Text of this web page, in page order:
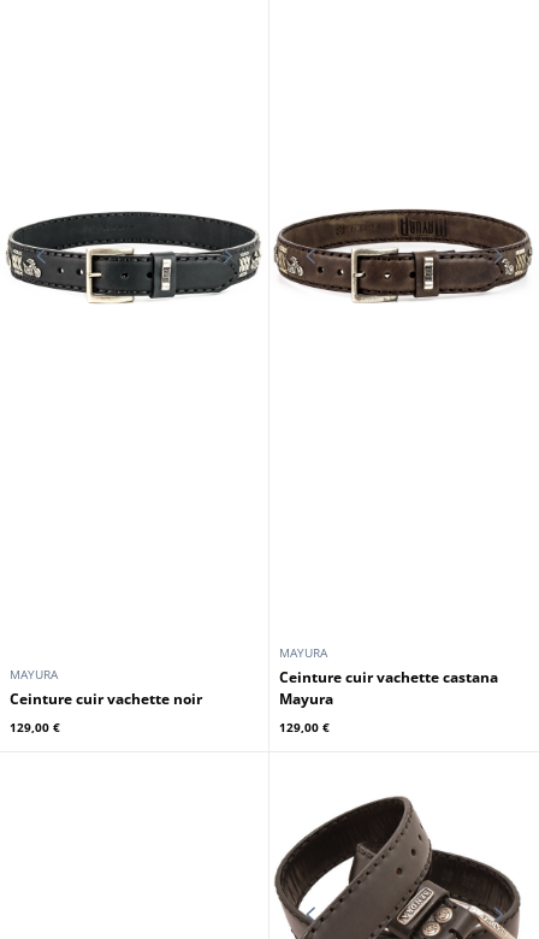
MAYURA
Ceinture cuir vachette noir
129,00 €
MAYURA
Ceinture cuir vachette castana
Mayura
129,00 €